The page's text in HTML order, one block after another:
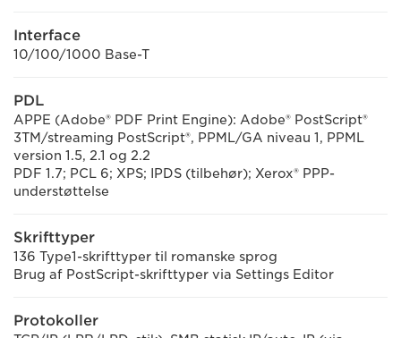
Interface
10/100/1000 Base-T
PDL
APPE (Adobe® PDF Print Engine): Adobe® PostScript®
3TM/streaming PostScript®, PPML/GA niveau 1, PPML
version 1.5, 2.1 og 2.2
PDF 1.7; PCL 6; XPS; IPDS (tilbehør); Xerox® PPP-
understøttelse
Skrifttyper
136 Type1-skrifttyper til romanske sprog
Brug af PostScript-skrifttyper via Settings Editor
Protokoller